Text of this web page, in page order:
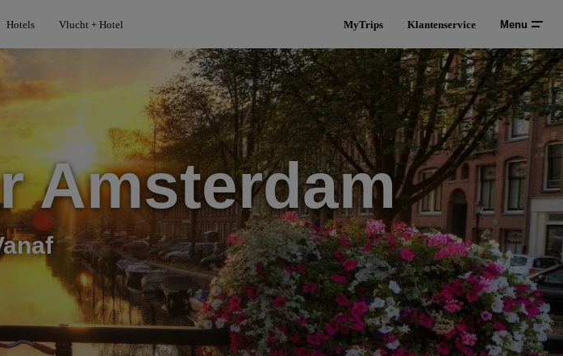
Hotels Vlucht + Hotel MyTrips Klantenservice Menu
Amsterdam